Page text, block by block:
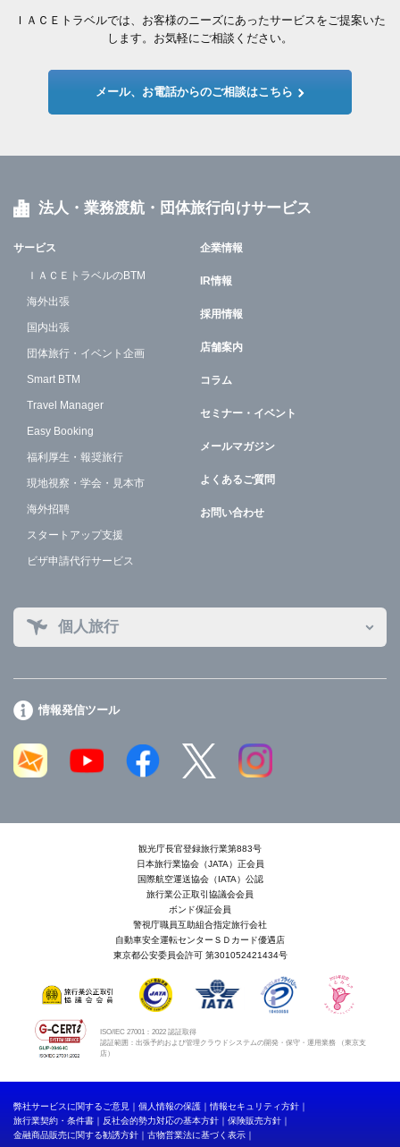
ＩＡＣＥトラベルでは、お客様のニーズにあったサービスをご提案いた
します。お気軽にご相談ください。
メール、お電話からのご相談はこちら
法人・業務渡航・団体旅行向けサービス
サービス
ＩＡＣＥトラベルのBTM
海外出張
国内出張
団体旅行・イベント企画
Smart BTM
Travel Manager
Easy Booking
福利厚生・報奨旅行
現地視察・学会・見本市
海外招聘
スタートアップ支援
ビザ申請代行サービス
企業情報
IR情報
採用情報
店舗案内
コラム
セミナー・イベント
メールマガジン
よくあるご質問
お問い合わせ
個人旅行
情報発信ツール
観光庁長官登録旅行業第883号
日本旅行業協会（JATA）正会員
国際航空運送協会（IATA）公認
旅行業公正取引協議会会員
ボンド保証会員
警視庁職員互助組合指定旅行会社
自動車安全運転センターＳＤカード優遇店
東京都公安委員会許可 第301052421434号
ISO/IEC 27001：2022 認証取得
認証範囲：出張予約および管理クラウドシステムの開発・保守・運用業務 （東京支
店）
弊社サービスに関するご意見 個人情報の保護
情報セキュリティ方針
旅行業契約・条件書
反社会的勢力対応の基本方針
保険販売方針
金融商品販売に関する勧誘方針
古物営業法に基づく表示